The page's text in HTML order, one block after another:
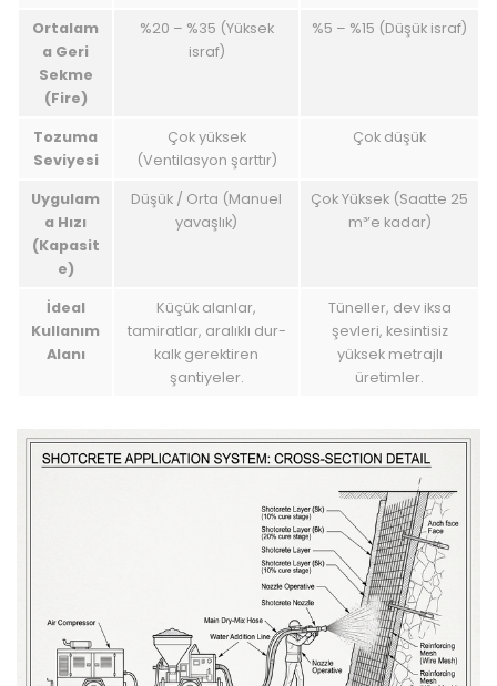
Ortalam
a Geri
Sekme
(Fire)
%20 – %35 (Yüksek
israf)
%5 – %15 (Düşük israf)
Tozuma
Seviyesi
Çok yüksek
(Ventilasyon şarttır)
Çok düşük
Uygulam
a Hızı
(Kapasit
e)
Düşük / Orta (Manuel
yavaşlık)
Çok Yüksek (Saatte 25
m³’e kadar)
İdeal
Kullanım
Alanı
Küçük alanlar,
tamiratlar, aralıklı dur-
kalk gerektiren
şantiyeler.
Tüneller, dev iksa
şevleri, kesintisiz
yüksek metrajlı
üretimler.